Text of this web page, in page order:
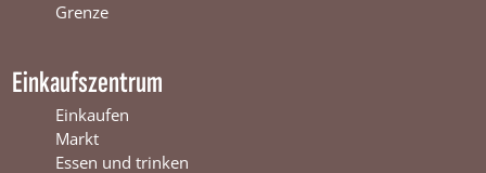
Grenze
Einkaufszentrum
Einkaufen
Markt
Essen und trinken